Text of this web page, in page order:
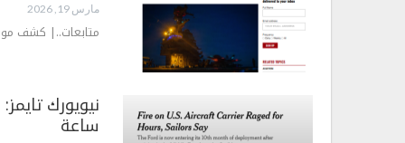
مارس 19, 2026
متابعات..| كشف
ساعة